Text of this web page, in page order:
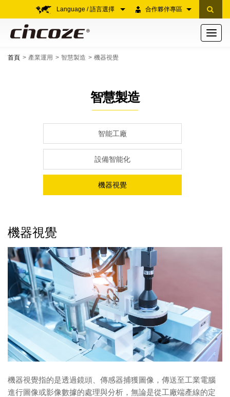
合作夥伴專區
Language / 語言選擇
Toggle
首頁 產業運用 智慧製造 機器視覺
智慧製造
智能工廠
設備智能化
機器視覺
機器視覺
機器視覺指的是透過鏡頭、傳感器捕獲圖像，傳送至工業電腦
進行圖像或影像數據的處理與分析，無論是從工廠端產線的定